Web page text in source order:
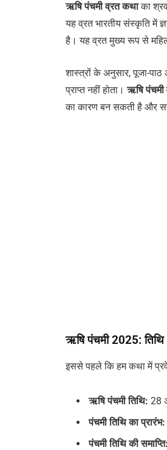
ऋषि पंचमी व्रत कथाका
यह व्रत भारतीय संस्कृति में
है। यह व्रत मुख्य रूप से
शास्त्रों के अनुसार, पूजा-
प्राप्त नहीं होता।ऋषि
का कारण बन सकती है और
ऋषि पंचमी 2025:
इससे पहले कि हम कथा में
ऋषि पंचमी तिथि: 28
पंचमी तिथि का प्रारंभ:
पंचमी तिथि की समाप्ति: